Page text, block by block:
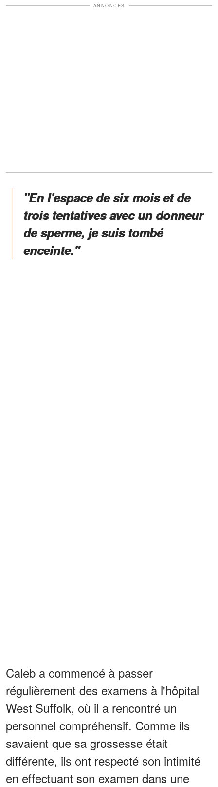
ANNONCES
"En l'espace de six mois et de
trois tentatives avec un donneur
de sperme, je suis tombé
enceinte."
Caleb a commencé à passer
régulièrement des examens à l'hôpital
West Suffolk, où il a rencontré un
personnel compréhensif. Comme ils
savaient que sa grossesse était
différente, ils ont respecté son intimité
en effectuant son examen dans une